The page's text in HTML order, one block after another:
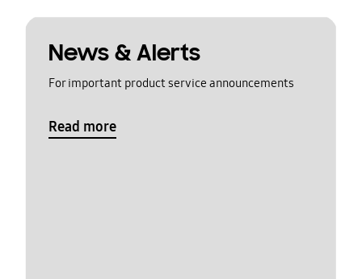
News & Alerts
For important product service announcements
Read more